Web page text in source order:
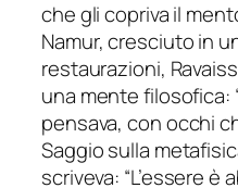
che gli copriva il
Namur, cresciuto in
restaurazioni,
una mente filosofica:
pensava, con occhi
Saggio sulla
scriveva: “L’essere è